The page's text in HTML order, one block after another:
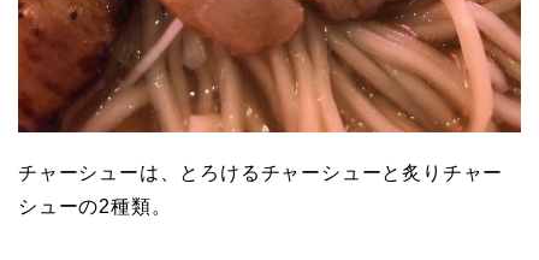
チャーシューは、とろけるチャーシューと炙りチャー
シューの2種類。